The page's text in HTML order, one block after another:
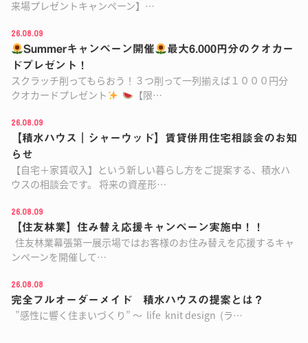
来場プレゼントキャンペーン】…
26.08.09
Summerキャンペーン開催
最大6.000円分のクオカー
ドプレゼント！
スクラッチ削ってもらおう！３つ削って一列揃えば１０００円分
クオカードプレゼント
【限…
26.08.09
【積水ハウス｜シャーウッド】賃貸併用住宅相談会のお知
らせ
【自宅＋家賃収入】という新しい暮らし方をご提案する、積水ハ
ウスの相談会です。 将来の資産形…
26.08.09
【住友林業】住み替え応援キャンペーン実施中！！
住友林業幕張第一展示場ではお客様のお住み替えを応援するキャ
ンペーンを開催して…
26.08.08
完全フルオーダーメイド 積水ハウスの提案とは？
”感性に響く住まいづくり” ～ life knit design (ラ…